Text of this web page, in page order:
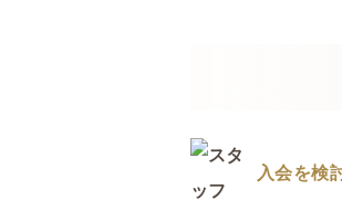
入会を検